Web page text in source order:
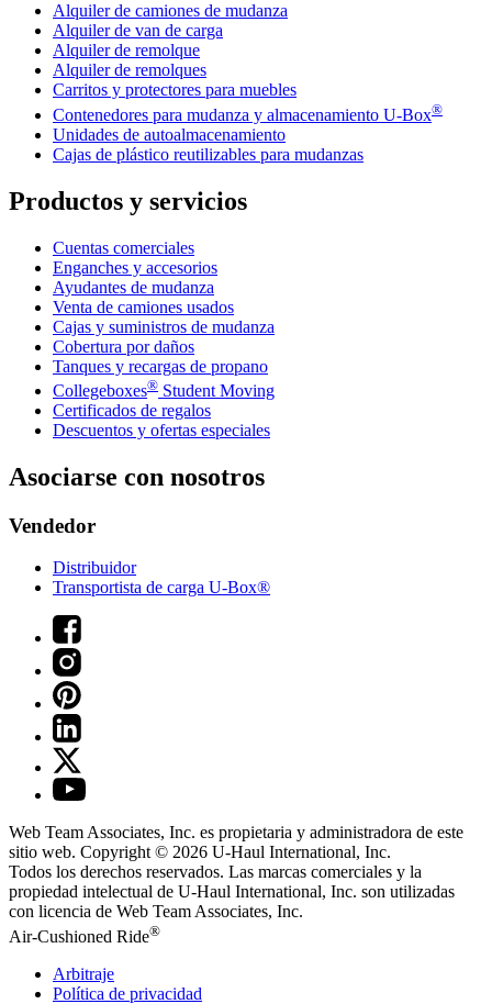
Alquiler de camiones de mudanza
Alquiler de van de carga
Alquiler de remolque
Alquiler de remolques
Carritos y protectores para muebles
Contenedores para mudanza y almacenamiento U-Box®
Unidades de autoalmacenamiento
Cajas de plástico reutilizables para mudanzas
Productos y servicios
Cuentas comerciales
Enganches y accesorios
Ayudantes de mudanza
Venta de camiones usados
Cajas y suministros de mudanza
Cobertura por daños
Tanques y recargas de propano
Collegeboxes® Student Moving
Certificados de regalos
Descuentos y ofertas especiales
Asociarse con nosotros
Vendedor
Distribuidor
Transportista de carga U-Box®
Web Team Associates, Inc. es propietaria y administradora de este
sitio web. Copyright © 2026 U-Haul International, Inc.
Todos los derechos reservados. Las marcas comerciales y la
propiedad intelectual de U-Haul International, Inc. son utilizadas
con licencia de Web Team Associates, Inc.
Air-Cushioned Ride®
Arbitraje
Política de privacidad